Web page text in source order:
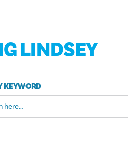
LINDSEY
KEYWORD